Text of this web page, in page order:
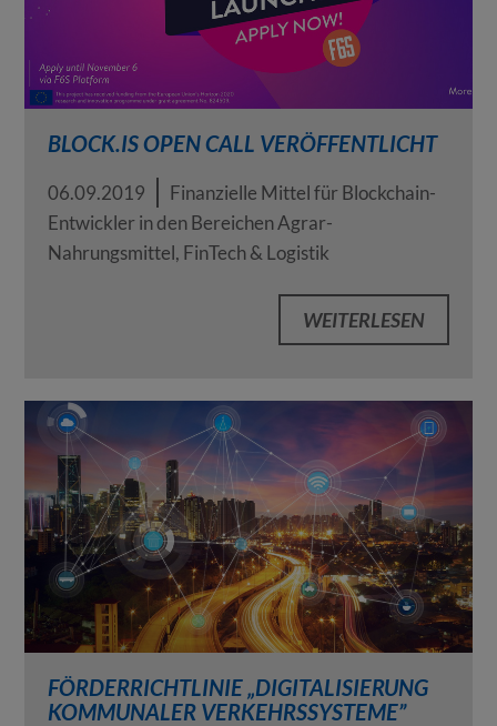
BLOCK.IS OPEN CALL VERÖFFENTLICHT
06.09.2019
Finanzielle Mittel für Blockchain-
Entwickler in den Bereichen Agrar-
Nahrungsmittel, FinTech & Logistik
WEITERLESEN
FÖRDERRICHTLINIE „DIGITALISIERUNG
KOMMUNALER VERKEHRSSYSTEME”